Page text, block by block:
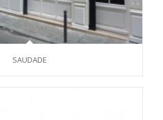
SAUDADE